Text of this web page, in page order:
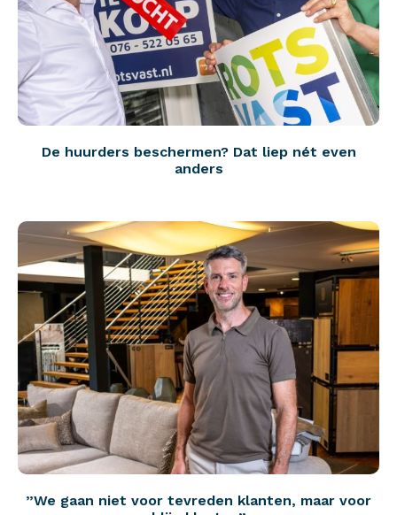
De huurders beschermen? Dat liep nét even
anders
”We gaan niet voor tevreden klanten, maar voor